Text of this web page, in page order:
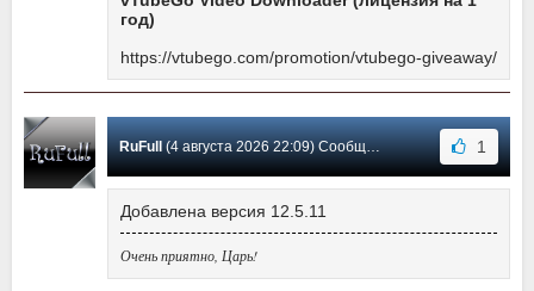
год)
https://vtubego.com/promotion/vtubego-giveaway/
RuFull(4 августа 2026 22:09) Сообщение #72 1
Добавлена версия 12.5.11
Очень приятно, Царь!